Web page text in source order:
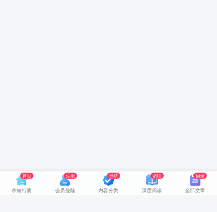
求知行囊
首页
会员登陆
注册
内容分类
导航
深度阅读
必读
全部文章
目录